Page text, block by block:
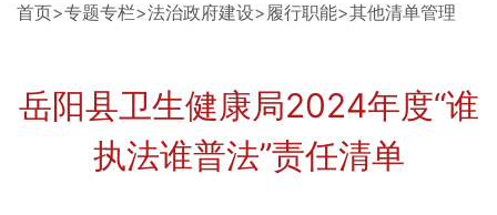
首页>专题专栏>法治政府建设>履行职能>其他清单管理
岳阳县卫生健康局2024年度“谁
执法谁普法”责任清单